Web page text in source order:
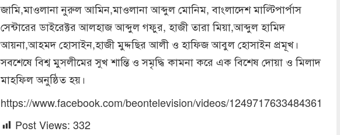
জামি,মাওলানা নুরুল আমিন,মাওলানা আব্দুল মোনিম, বাংলাদেশ মাল্টিপার্পাস
সেন্টারের ডাইরেক্টর আলহাজ আব্দুল গফুর, হাজী তারা মিয়া,আব্দুল হামিদ
আয়না,আহমদ হোসাইন,হাজী মুদ্দছির আলী ও হাফিজ আবুল হোসাইন প্রমূখ।
সবশেষে বিশ্ব মুসলীমের সুখ শান্তি ও সমৃদ্ধি কামনা করে এক বিশেষ দোয়া ও মিলাদ
মাহফিল অনুষ্ঠিত হয়।
https://www.facebook.com/beontelevision/videos/1249717633484361
Post Views: 332